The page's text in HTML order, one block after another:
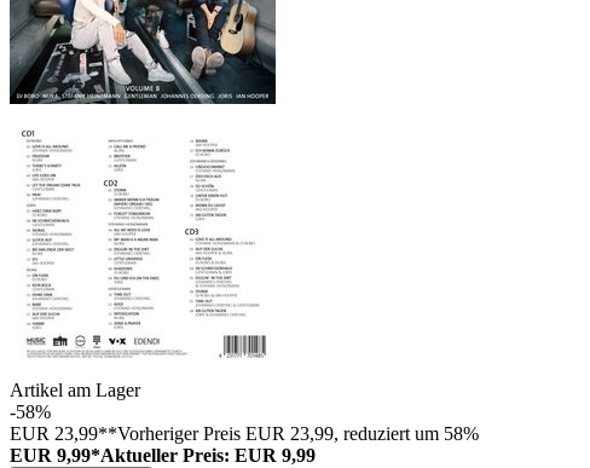
Artikel am Lager
-58%
EUR 23,99**Vorheriger Preis EUR 23,99, reduziert um 58%
EUR 9,99*Aktueller Preis: EUR 9,99